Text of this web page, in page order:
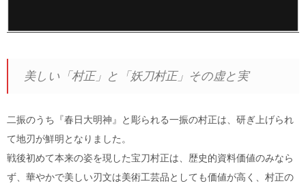
美しい「村正」と「妖刀村正」その虚と実
二振のうち『春日大明神』と彫られる一振の村正は、研ぎ上げられ
て地刃が鮮明となりました。
戦後初めて本来の姿を現した宝刀村正は、歴史的資料価値のみなら
ず、華やかで美しい刃文は美術工芸品としても価値が高く、村正の